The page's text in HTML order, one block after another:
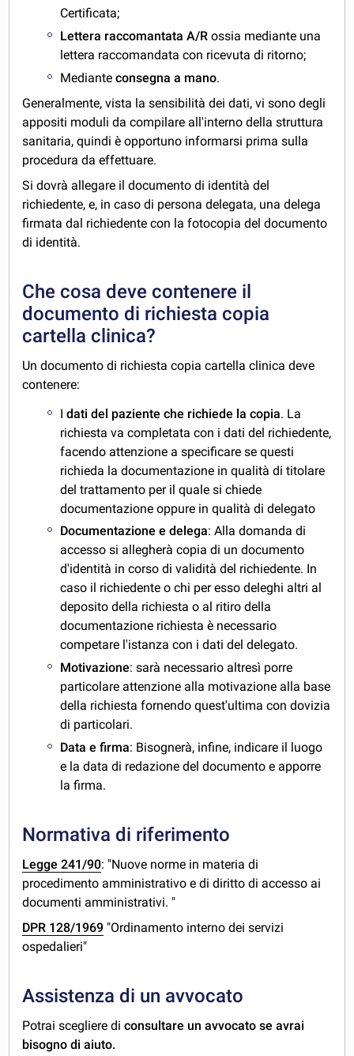
Certificata;
Lettera raccomantata A/Rossia mediante una
lettera raccomandata con ricevuta di ritorno;
Mediante consegna a mano.
Generalmente, vista la sensibilità dei dati, vi sono degli
appositi moduli da compilare all'interno della struttura
sanitaria, quindi è opportuno informarsi prima sulla
procedura da effettuare.
Si dovrà allegare il documento di identità del
richiedente, e, in caso di persona delegata, una delega
firmata dal richiedente con la fotocopia del documento
di identità.
Che cosa deve contenere il
documento di richiesta copia
cartella clinica?
Un documento di richiesta copia cartella clinica deve
contenere:
Idati del paziente che richiede la copia. La
richiesta va completata con i dati del richiedente,
facendo attenzione a specificare se questi
richieda la documentazione in qualità di titolare
del trattamento per il quale si chiede
documentazione oppure in qualità di delegato
Documentazione e delega: Alla domanda di
accesso si allegherà copia di un documento
d'identità in corso di validità del richiedente. In
caso il richiedente o chi per esso deleghi altri al
deposito della richiesta o al ritiro della
documentazione richiesta è necessario
competare l'istanza con i dati del delegato.
Motivazione: sarà necessario altresì porre
particolare attenzione alla motivazione alla base
della richiesta fornendo quest'ultima con dovizia
di particolari.
Data e firma: Bisognerà, infine, indicare il luogo
e la data di redazione del documento e apporre
la firma.
Normativa di riferimento
Legge 241/90: "Nuove norme in materia di
procedimento amministrativo e di diritto di accesso ai
documenti amministrativi. "
DPR 128/1969 "Ordinamento interno dei servizi
ospedalieri"
Assistenza di un avvocato
Potrai scegliere diconsultare un avvocato se avrai
bisogno di aiuto.